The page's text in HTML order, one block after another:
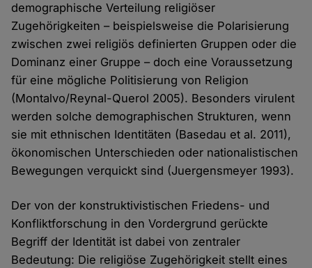
demographische Verteilung religiöser
Zugehörigkeiten – beispielsweise die Polarisierung
zwischen zwei religiös definierten Gruppen oder die
Dominanz einer Gruppe – doch eine Voraussetzung
für eine mögliche Politisierung von Religion
(Montalvo/Reynal-Querol 2005). Besonders virulent
werden solche demographischen Strukturen, wenn
sie mit ethnischen Identitäten (Basedau et al. 2011),
ökonomischen Unterschieden oder nationalistischen
Bewegungen verquickt sind (Juergensmeyer 1993).
Der von der konstruktivistischen Friedens- und
Konfliktforschung in den Vordergrund gerückte
Begriff der Identität ist dabei von zentraler
Bedeutung: Die religiöse Zugehörigkeit stellt eines